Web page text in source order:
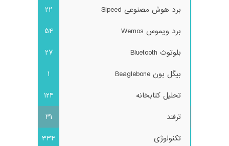
برد هوش مصنوعی Sipeed
22
برد ویموس Wemos
54
بلوتوث Bluetooth
27
بیگل بون Beaglebone
1
تحلیل کتابخانه
124
ترفند
31
تکنولوژی
334